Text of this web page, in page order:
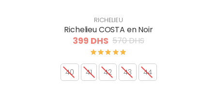
RICHELIEU
Richelieu COSTA en Noir
399 DHS 570 DHS
40 41 42 43 44